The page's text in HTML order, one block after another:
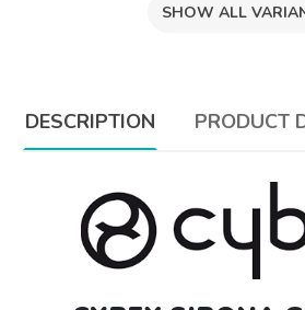
SHOW ALL
DESCRIPTION PRODUCT